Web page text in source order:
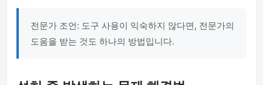
전문가 조언: 도구 사용이 익숙하지 않다면, 전문가의
도움을 받는 것도 하나의 방법입니다.